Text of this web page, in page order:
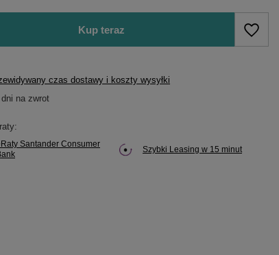
Kup teraz
czas dostawy i koszty wysyłki
dni na zwrot
Santander Consumer
Szybki Leasing w 15 minut